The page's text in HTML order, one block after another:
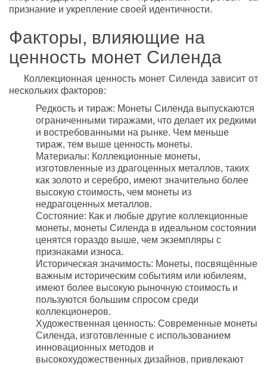
признание и укрепление своей идентичности.
Факторы, влияющие на
ценность монет Силенда
Коллекционная ценность монет Силенда зависит от
нескольких факторов:
Редкость и тираж: Монеты Силенда выпускаются
ограниченными тиражами, что делает их редкими
и востребованными на рынке. Чем меньше
тираж, тем выше ценность монеты.
Материалы: Коллекционные монеты,
изготовленные из драгоценных металлов, таких
как золото и серебро, имеют значительно более
высокую стоимость, чем монеты из
недрагоценных металлов.
Состояние: Как и любые другие коллекционные
монеты, монеты Силенда в идеальном состоянии
ценятся гораздо выше, чем экземпляры с
признаками износа.
Историческая значимость: Монеты, посвящённые
важным историческим событиям или юбилеям,
имеют более высокую рыночную стоимость и
пользуются большим спросом среди
коллекционеров.
Художественная ценность: Современные монеты
Силенда, изготовленные с использованием
инновационных методов и
высокохудожественных дизайнов, привлекают